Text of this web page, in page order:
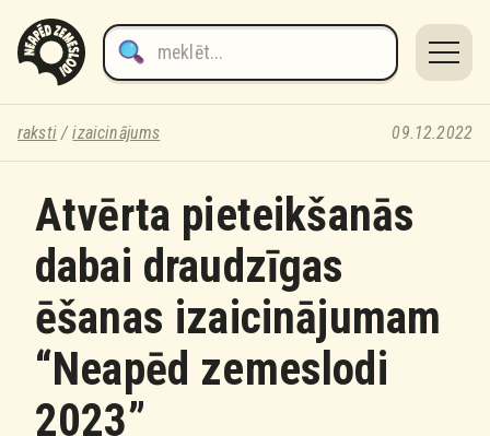
raksti/izaicinājums 09.12.2022
Atvērta pieteikšanās
dabai draudzīgas
ēšanas izaicinājumam
“Neapēd zemeslodi
2023”